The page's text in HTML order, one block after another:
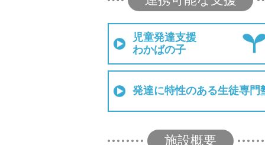
児童発達支援
わかばの子
発達に特性のある生徒専門
施設概要